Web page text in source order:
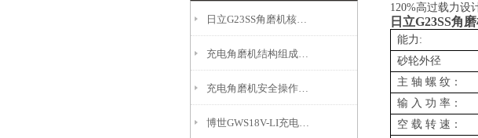
日立G23SS角磨机核心特色及适用场景参考
充电角磨机结构组成和作用如下
充电角磨机安全操作需要留意以下方面
博世GWS18V-LI充电角磨机的易操作性探讨
120%高过载力设
日立G23SS角
能力:
砂轮外径
主 轴 螺 纹：
输 入 功 率：
空 载 转 速：